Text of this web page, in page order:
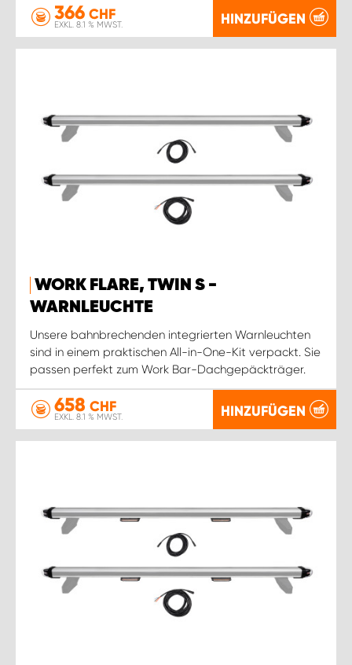
366 CHF
EXKL. 8.1 % MWST. HINZUFÜGEN
WORK FLARE, TWIN S -
WARNLEUCHTE
Unsere bahnbrechenden integrierten Warnleuchten
sind in einem praktischen All-in-One-Kit verpackt. Sie
passen perfekt zum Work Bar-Dachgepäckträger.
658 CHF
EXKL. 8.1 % MWST. HINZUFÜGEN